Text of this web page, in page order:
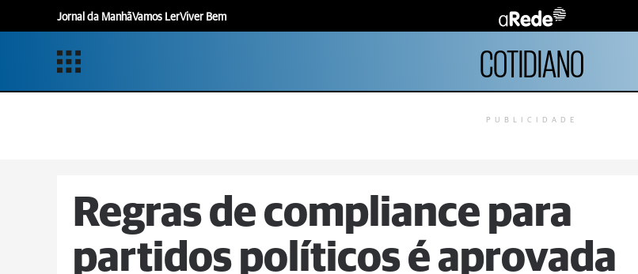
Jornal da ManhãVamos LerViver Bem
COTIDIANO
PUBLICIDADE
Regras de compliance para
partidos políticos é aprovada